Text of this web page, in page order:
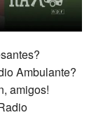
Ambulante?
amigos!